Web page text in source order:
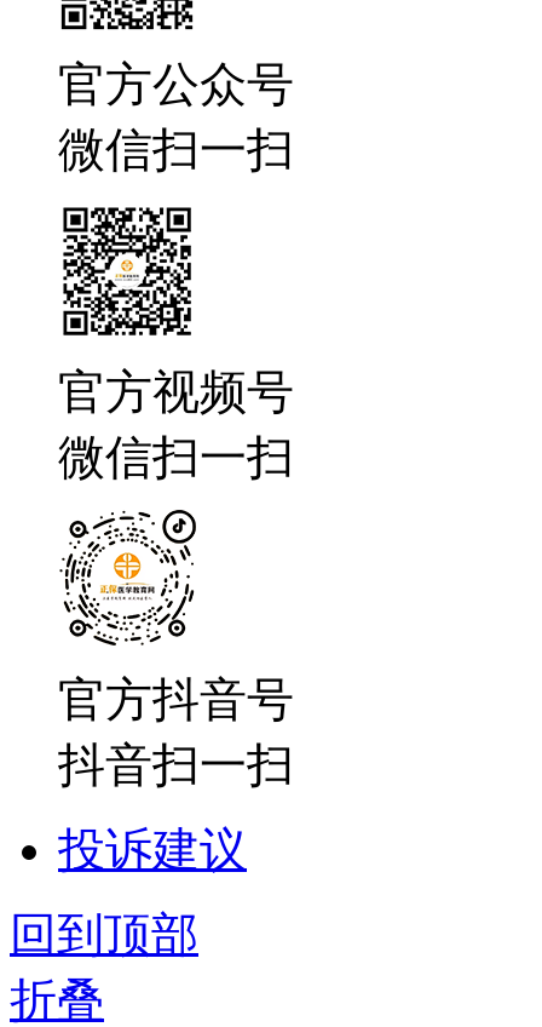
官方公众号
微信扫一扫
官方视频号
微信扫一扫
官方抖音号
抖音扫一扫
投诉建议
回到顶部
折叠